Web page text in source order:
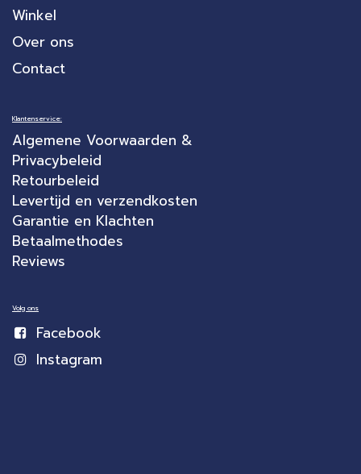
Winkel
Over ons
Contact
Klantenservice:
Algemene Voorwaarden &
Privacybeleid
Retourbeleid
Levertijd en verzendkosten
Garantie en Klachten
Betaalmethodes
Reviews
Volg ons
Facebook
Instagram